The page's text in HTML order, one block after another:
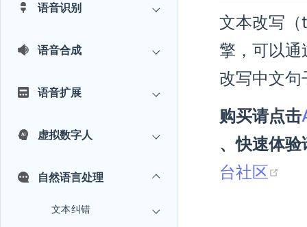
语音识别
语音合成
语音扩展
虚拟数字人
自然语言处理
文本纠错
文本改写
擎，可以通
改写中文
购买请点击
、快速体验
台社区